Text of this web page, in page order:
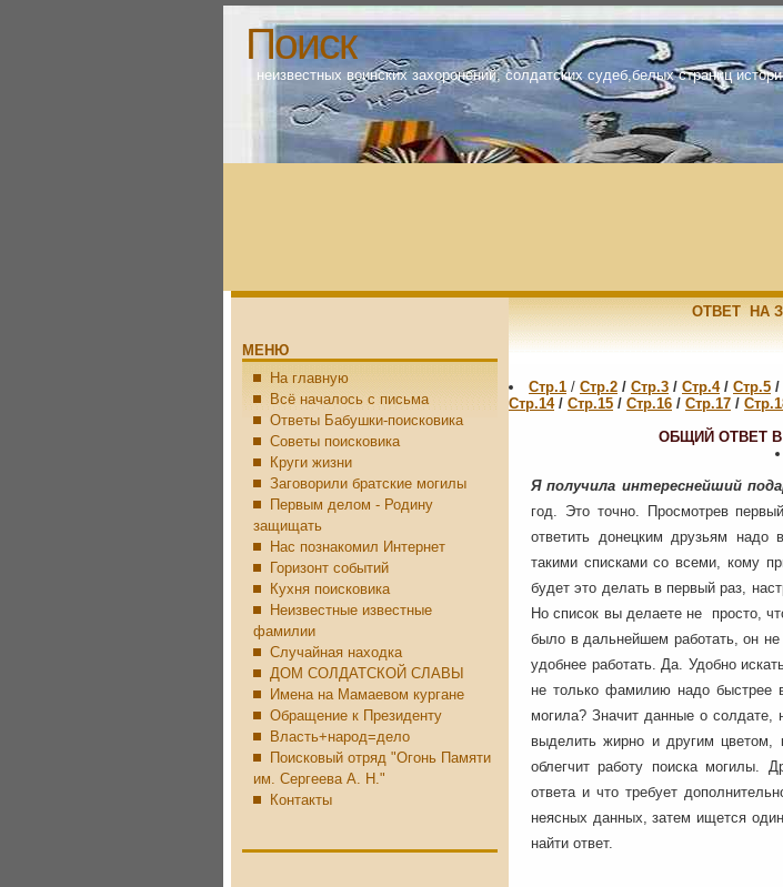
Поиск
неизвестных воинских захоронений, солдатских судеб,белых страниц
МЕНЮ
На главную
Всё началось с письма
Ответы Бабушки-поисковика
Советы поисковика
Круги жизни
Заговорили братские могилы
Первым делом - Родину
защищать
Нас познакомил Интернет
Горизонт событий
Кухня поисковика
Неизвестные известные
фамилии
Случайная находка
ДОМ СОЛДАТСКОЙ СЛАВЫ
Имена на Мамаевом кургане
Обращение к Президенту
Власть+народ=дело
Поисковый отряд "Огонь Памяти
им. Сергеева А. Н."
Контакты
ОТВЕТ НА
Стр.1 / Стр.2 / Стр.3 / Стр.4/ Стр.5 /
Стр.14/ Стр.15 / Стр.16 / Стр.17 /
ОБЩИЙ ОТВЕТ В
Я получила интереснейший
год. Это точно. Просмотрев
ответить донецким друзьям
такими списками со всеми, кому
будет это делать в первый раз,
Но список вы делаете не просто,
было в дальнейшем работать, он
удобнее работать. Да. Удобно
не только фамилию надо быстрее
могила? Значит данные о солдате,
выделить жирно и другим цветом,
облегчит работу поиска могилы.
ответа и что требует
неясных данных, затем ищется
найти ответ.